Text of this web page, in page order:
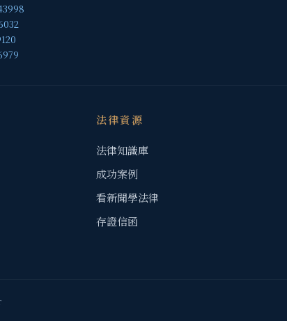
法律資源
法律知識庫
成功案例
看新聞學法律
存證信函